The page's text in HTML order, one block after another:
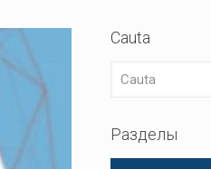
Cauta
Разделы